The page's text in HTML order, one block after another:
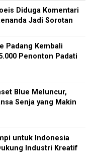
Diduga Komentari
Jadi Sorotan
Padang Kembali
Penonton Padati
Blue Meluncur,
Senja yang Makin
untuk Indonesia
Industri Kreatif